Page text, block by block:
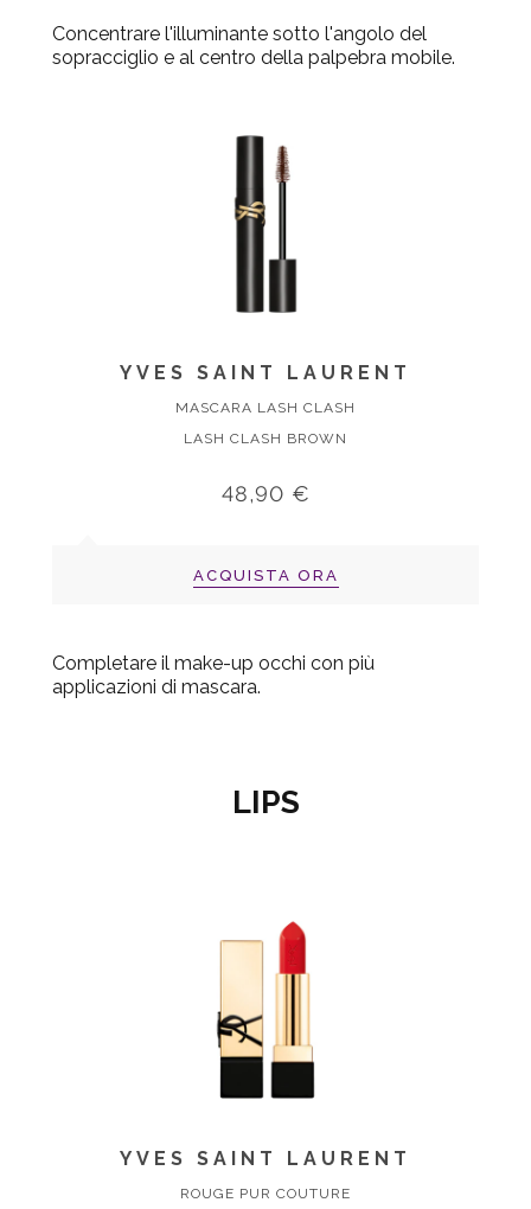
Concentrare l'illuminante sotto l'angolo del
sopracciglio e al centro della palpebra mobile.
YVES SAINT LAURENT
MASCARA LASH CLASH
LASH CLASH BROWN
48,90 €
ACQUISTA ORA
Completare il make-up occhi con più
applicazioni di mascara.
LIPS
YVES SAINT LAURENT
ROUGE PUR COUTURE